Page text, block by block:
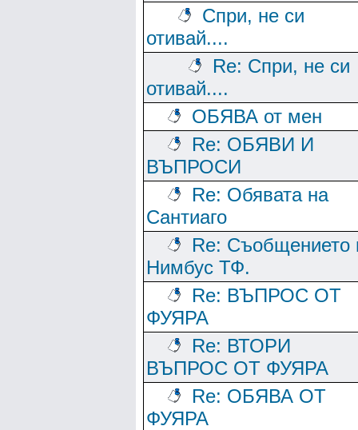
Спри, не си
отивай....
Re: Спри, не си
отивай....
ОБЯВА от мен
Re: ОБЯВИ И
ВЪПРОСИ
Re: Обявата на
Сантиаго
Re: Съобщението
Нимбус ТФ.
Re: ВЪПРОС ОТ
ФУЯРА
Re: ВТОРИ
ВЪПРОС ОТ ФУЯРА
Re: ОБЯВА ОТ
ФУЯРА